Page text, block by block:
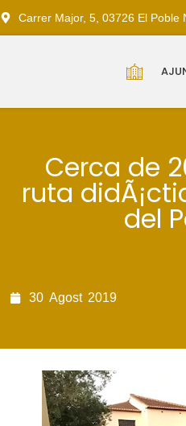
Carrer Major, 5, 03726 El Poble
Cerca de
ruta
del
30 Agost 2019